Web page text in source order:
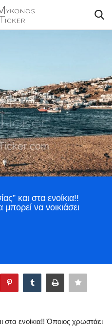
και στα ενοίκια!!
να νοικιάσει
στα ενοίκια!! Όποιος χρωστάει